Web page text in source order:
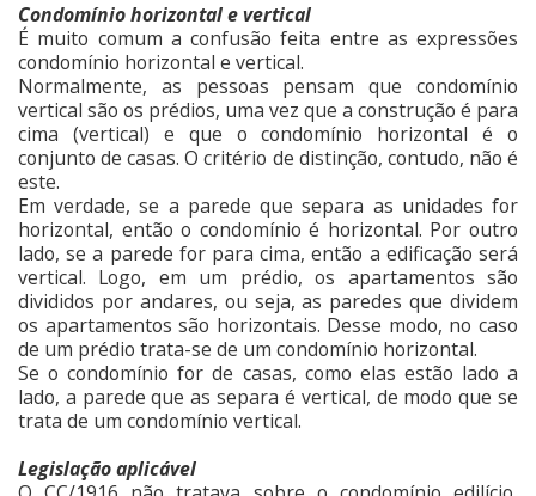
Condomínio horizontal e vertical
É muito comum a confusão feita entre as expressões
condomínio horizontal e vertical.
Normalmente, as pessoas pensam que condomínio
vertical são os prédios, uma vez que a construção é para
cima (vertical) e que o condomínio horizontal é o
conjunto de casas. O critério de distinção, contudo, não é
este.
Em verdade, se a parede que separa as unidades for
horizontal, então o condomínio é horizontal. Por outro
lado, se a parede for para cima, então a edificação será
vertical. Logo, em um prédio, os apartamentos são
divididos por andares, ou seja, as paredes que dividem
os apartamentos são horizontais. Desse modo, no caso
de um prédio trata-se de um condomínio horizontal.
Se o condomínio for de casas, como elas estão lado a
lado, a parede que as separa é vertical, de modo que se
trata de um condomínio vertical.
Legislação aplicável